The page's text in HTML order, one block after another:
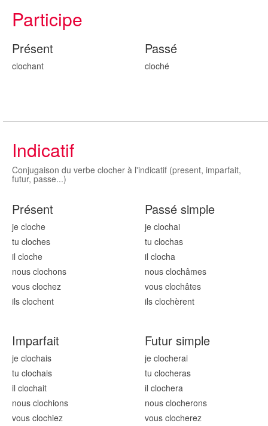
Participe
Présent
clochant
Passé
cloché
Indicatif
Conjugaison du verbe clocher à l'indicatif (present, imparfait,
futur, passe...)
Présent
je cloche
tu cloches
il cloche
nous clochons
vous clochez
ils clochent
Passé simple
je clochai
tu clochas
il clocha
nous clochâmes
vous clochâtes
ils clochèrent
Imparfait
je clochais
tu clochais
il clochait
nous clochions
vous clochiez
Futur simple
je clocherai
tu clocheras
il clochera
nous clocherons
vous clocherez